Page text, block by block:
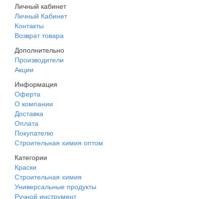
Личный кабинет
Личный Кабинет
Контакты
Возврат товара
Дополнительно
Производители
Акции
Информация
Оферта
О компании
Доставка
Оплата
Покупателю
Строительная химия оптом
Категории
Краски
Строительная химия
Универсальные продукты
Ручной инструмент